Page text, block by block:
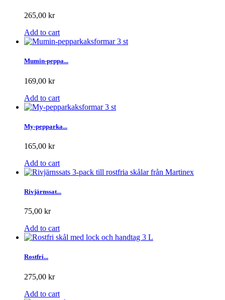
265,00 kr
Add to cart
Mumin-peppa...
169,00 kr
Add to cart
My-pepparka...
165,00 kr
Add to cart
Rivjärnssat...
75,00 kr
Add to cart
Rostfri...
275,00 kr
Add to cart